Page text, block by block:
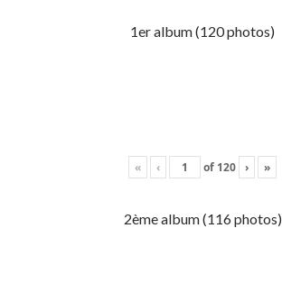
1er album (120 photos)
« ‹ of 120 › »
2ème album (116 photos)